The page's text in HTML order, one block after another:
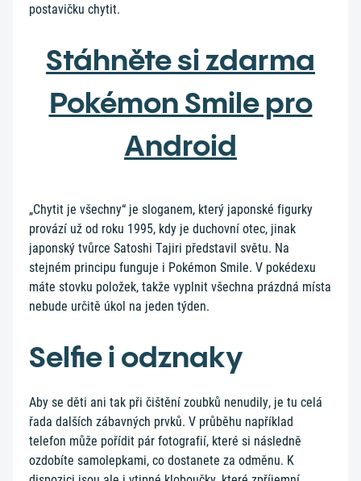
postavičku chytit.
Stáhněte si zdarma
Pokémon Smile pro
Android
„Chytit je všechny“ je sloganem, který japonské figurky
provází už od roku 1995, kdy je duchovní otec, jinak
japonský tvůrce Satoshi Tajiri představil světu. Na
stejném principu funguje i Pokémon Smile. V pokédexu
máte stovku položek, takže vyplnit všechna prázdná místa
nebude určitě úkol na jeden týden.
Selfie i odznaky
Aby se děti ani tak při čištění zoubků nenudily, je tu celá
řada dalších zábavných prvků. V průběhu například
telefon může pořídit pár fotografií, které si následně
ozdobíte samolepkami, co dostanete za odměnu. K